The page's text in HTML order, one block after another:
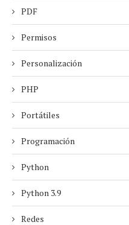
PDF
Permisos
Personalización
PHP
Portátiles
Programación
Python
Python 3.9
Redes